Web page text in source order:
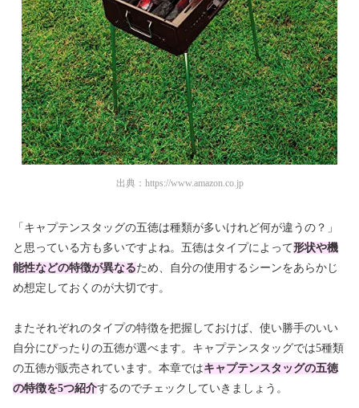
出典： https://www.amazon.co.jp
「キャプテンスタッグの五徳は種類が多いけれど何が違うの？」
と思っている方も多いですよね。五徳はタイプによって形状や機
能性などの特徴が異なるため、自分の使用するシーンをあらかじ
め想定しておくのが大切です。
またそれぞれのタイプの特徴を把握しておけば、使い勝手のいい
自分にぴったりの五徳が選べます。キャプテンスタッグでは5種類
の五徳が販売されています。本章ではキャプテンスタッグの五徳
の特徴を5つ紹介するのでチェックしていきましょう。